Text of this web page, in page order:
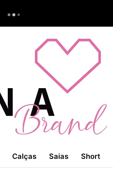
Calças Saias Short